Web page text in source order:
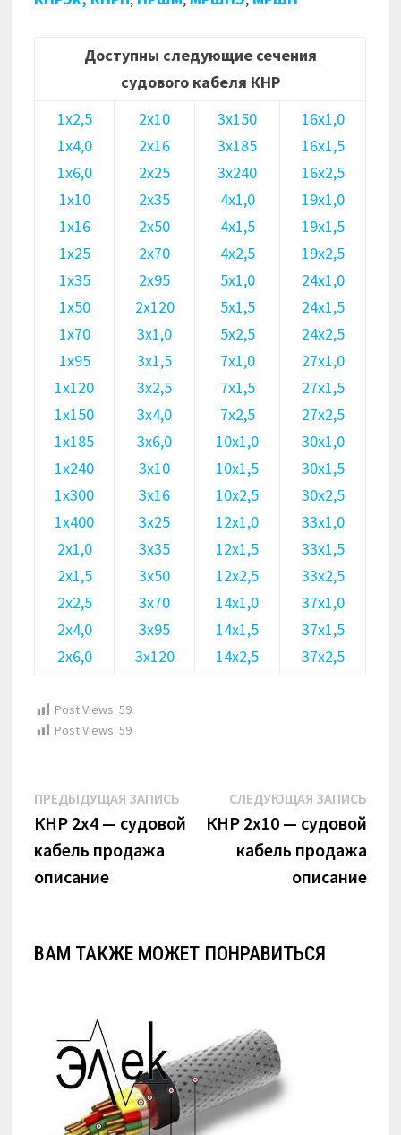
Доступны следующие сечения
судового кабеля КНР
1х2,5
1х4,0
1х6,0
1х10
1х16
1х25
1х35
1х50
1х70
1х95
1х120
1х150
1х185
1х240
1х300
1х400
2х1,0
2х1,5
2х2,5
2х4,0
2х6,0
2х10
2х16
2х25
2х35
2х50
2х70
2х95
2х120
3х1,0
3х1,5
3х2,5
3х4,0
3х6,0
3х10
3х16
3х25
3х35
3х50
3х70
3х95
3х120
3х150
3х185
3х240
4х1,0
4х1,5
4х2,5
5х1,0
5х1,5
5х2,5
7х1,0
7х1,5
7х2,5
10х1,0
10х1,5
10х2,5
12х1,0
12х1,5
12х2,5
14х1,0
14х1,5
14х2,5
16х1,0
16х1,5
16х2,5
19х1,0
19х1,5
19х2,5
24х1,0
24х1,5
24х2,5
27х1,0
27х1,5
27х2,5
30х1,0
30х1,5
30х2,5
33х1,0
33х1,5
33х2,5
37х1,0
37х1,5
37х2,5
Post Views: 59
Post Views: 59
Навигация
по
записям
ПРЕДЫДУЩАЯ ЗАПИСЬ Предыдущая
запись:
КНР 2х4 — судовой
кабель продажа
описание
СЛЕДУЮЩАЯ ЗАПИСЬ
КНР 2х10 — судовой
кабель продажа
описание
ВАМ ТАКЖЕ МОЖЕТ ПОНРАВИТЬСЯ